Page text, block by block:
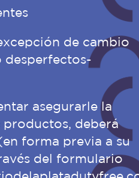
de cambio
asegurarle la
deberá
forma previa a su
del formulario